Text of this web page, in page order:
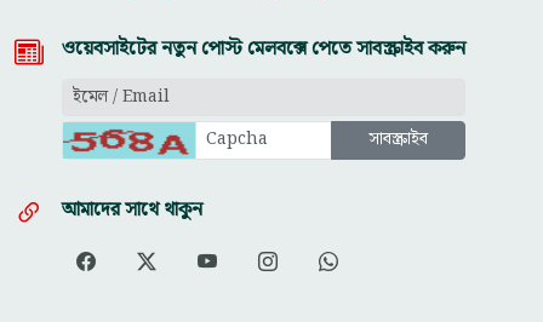
ওয়েবসাইটের নতুন পোস্ট মেলবক্সে পেতে সাবস্ক্রাইব করুন
আমাদের সাথে থাকুন